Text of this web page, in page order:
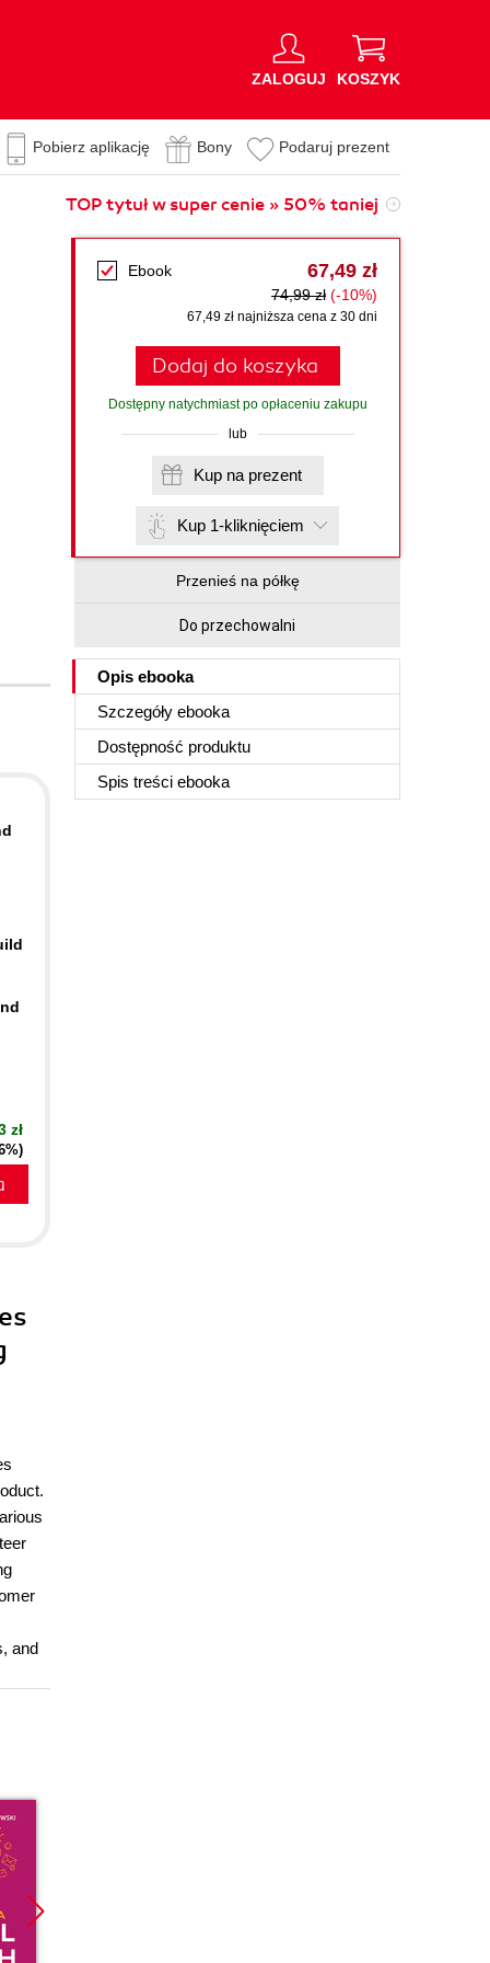
ZALOGUJ KOSZYK
Pobierz aplikację Bony Podaruj prezent
TOP tytuł w super cenie » 50% taniej
Ebook 67,49 zł
74,99 zł (-10%)
67,49 zł najniższa cena z 30 dni
Dodaj do koszyka
Dostępny natychmiast po opłaceniu zakupu
lub
Kup na prezent
Kup 1-kliknięciem
Przenieś na półkę
Do przechowalni
Opis ebooka
Szczegóły ebooka
Dostępność produktu
Spis treści ebooka
zł
and